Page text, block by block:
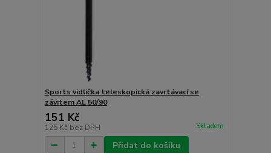
Sports vidlička teleskopická zavrtávací se
závitem AL 50/90
151 Kč
125 Kč bez DPH Skladem
Přidat do košíku